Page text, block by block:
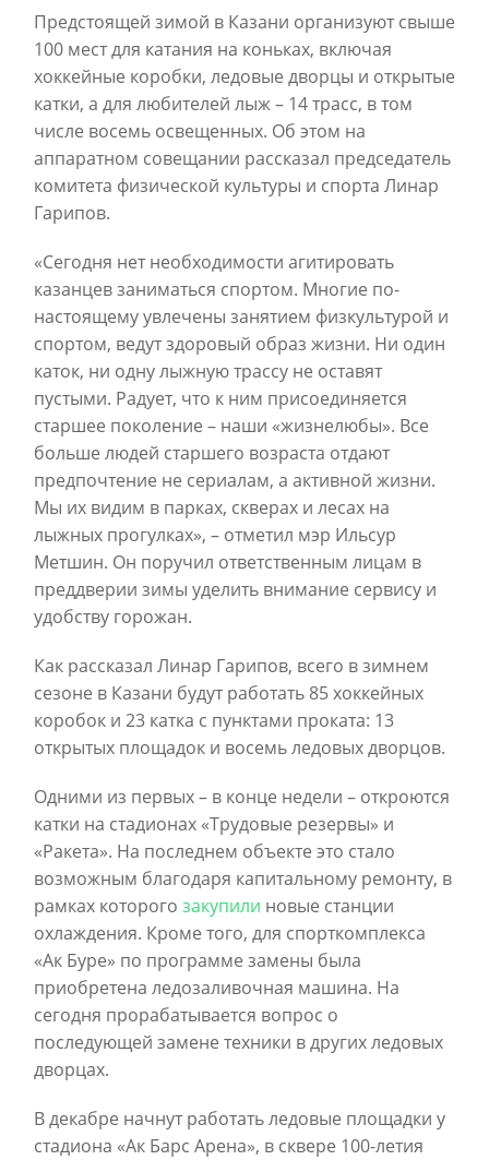
Предстоящей зимой в Казани организуют свыше
100 мест для катания на коньках, включая
хоккейные коробки, ледовые дворцы и открытые
катки, а для любителей лыж – 14 трасс, в том
числе восемь освещенных. Об этом на
аппаратном совещании рассказал председатель
комитета физической культуры и спорта Линар
Гарипов.
«Сегодня нет необходимости агитировать
казанцев заниматься спортом. Многие по-
настоящему увлечены занятием физкультурой и
спортом, ведут здоровый образ жизни. Ни один
каток, ни одну лыжную трассу не оставят
пустыми. Радует, что к ним присоединяется
старшее поколение – наши «жизнелюбы». Все
больше людей старшего возраста отдают
предпочтение не сериалам, а активной жизни.
Мы их видим в парках, скверах и лесах на
лыжных прогулках», – отметил мэр Ильсур
Метшин. Он поручил ответственным лицам в
преддверии зимы уделить внимание сервису и
удобству горожан.
Как рассказал Линар Гарипов, всего в зимнем
сезоне в Казани будут работать 85 хоккейных
коробок и 23 катка с пунктами проката: 13
открытых площадок и восемь ледовых дворцов.
Одними из первых – в конце недели – откроются
катки на стадионах «Трудовые резервы» и
«Ракета». На последнем объекте это стало
возможным благодаря капитальному ремонту, в
рамках которого закупили новые станции
охлаждения. Кроме того, для спорткомплекса
«Ак Буре» по программе замены была
приобретена ледозаливочная машина. На
сегодня прорабатывается вопрос о
последующей замене техники в других ледовых
дворцах.
В декабре начнут работать ледовые площадки у
стадиона «Ак Барс Арена», в сквере 100-летия